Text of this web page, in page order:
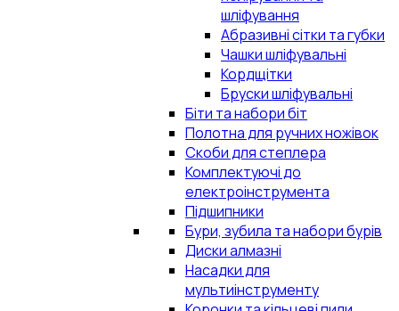
шліфування
Абразивні сітки та губки
Чашки шліфувальні
Кордщітки
Бруски шліфувальні
Біти та набори біт
Полотна для ручних ножівок
Скоби для степлера
Комплектуючі до
електроінструмента
Підшипники
Бури, зубила та набори бурів
Диски алмазні
Насадки для
мультиінструменту